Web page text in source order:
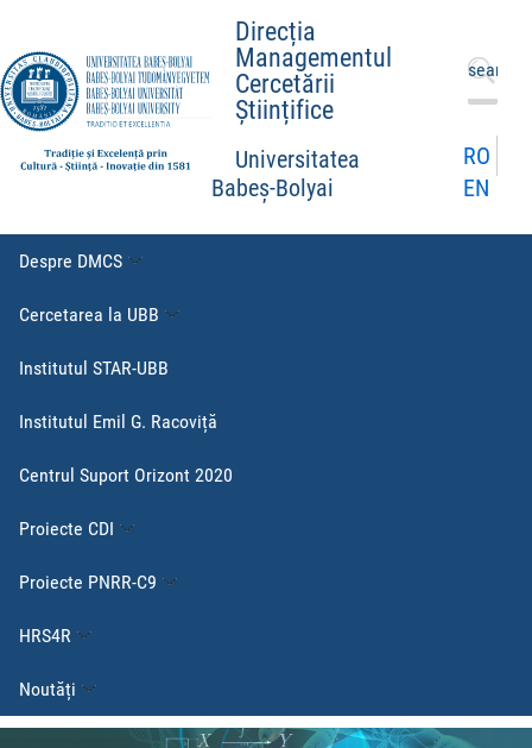
Direcția
Managementul
Cercetării
Științifice
Universitatea
Babeș-Bolyai
Caută
după:
RO
EN
Despre DMCS
Cercetarea la UBB
Institutul STAR-UBB
Institutul Emil G. Racoviță
Centrul Suport Orizont 2020
Proiecte CDI
Proiecte PNRR-C9
HRS4R
Noutăți